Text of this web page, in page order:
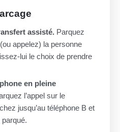
assisté. Parquez
(ou appelez) la personne
lui le choix de prendre
en pleine
l’appel sur le
jusqu’au téléphone B et
parqué.